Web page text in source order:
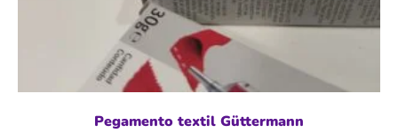
Pegamento textil Güttermann